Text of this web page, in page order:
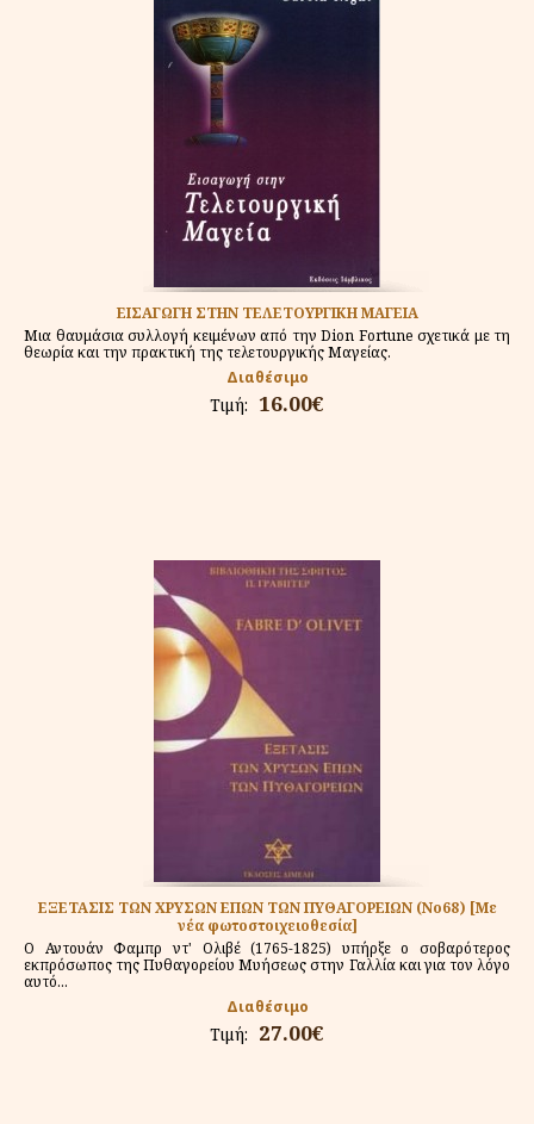
ΕΙΣΑΓΩΓΗ ΣΤΗΝ ΤΕΛΕΤΟΥΡΓΙΚΗ ΜΑΓΕΙΑ
Μια θαυμάσια συλλογή κειμένων από την Dion Fortune σχετικά με τη
θεωρία και την πρακτική της τελετουργικής Μαγείας.
Διαθέσιμο
Τιμή: 16.00€
ΕΞΕΤΑΣΙΣ ΤΩΝ ΧΡΥΣΩΝ ΕΠΩΝ ΤΩΝ ΠΥΘΑΓΟΡΕΙΩΝ (Νο68) [Με
νέα φωτοστοιχειοθεσία]
Ο Αντουάν Φαμπρ ντ' Ολιβέ (1765-1825) υπήρξε ο σοβαρότερος
εκπρόσωπος της Πυθαγορείου Μυήσεως στην Γαλλία και για τον λόγο
αυτό...
Διαθέσιμο
Τιμή: 27.00€